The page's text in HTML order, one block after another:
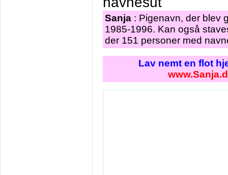
Sanja : Pigenavn, der blev
1985-1996. Kan også
der 151 personer med
Lav nemt en flot